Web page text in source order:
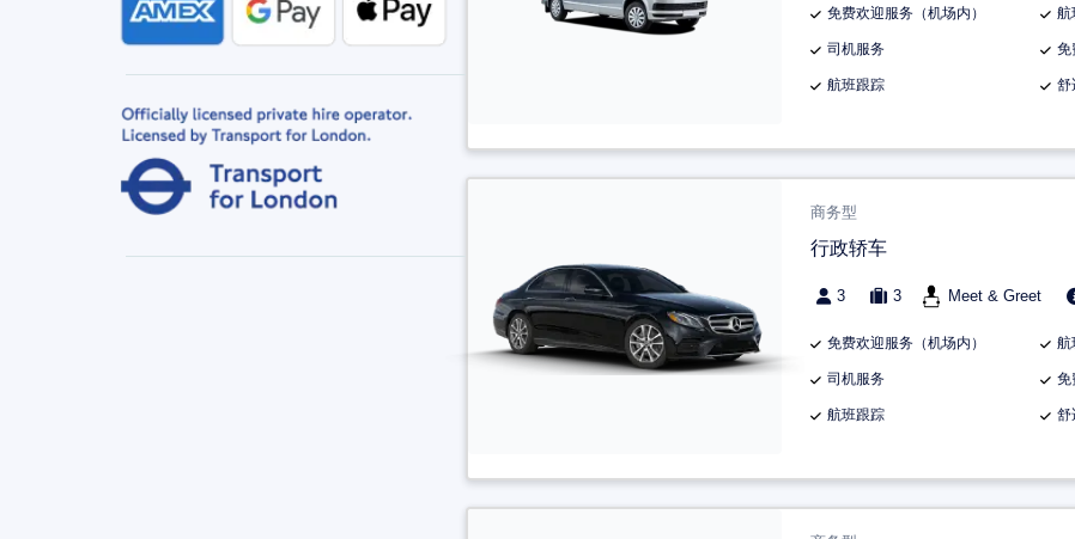
免费欢迎服务（机场内） 航
司机服务 免
航班跟踪 舒
商务型
行政轿车
3 3 Meet & Greet
免费欢迎服务（机场内） 航
司机服务 免
航班跟踪 舒